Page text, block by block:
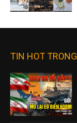
TIN HOT